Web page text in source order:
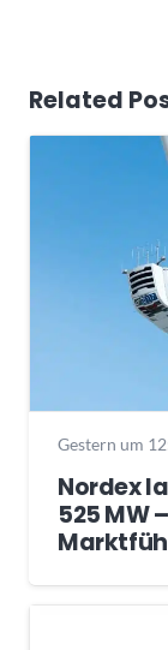
Related
Gestern um
Nordex
525 MW